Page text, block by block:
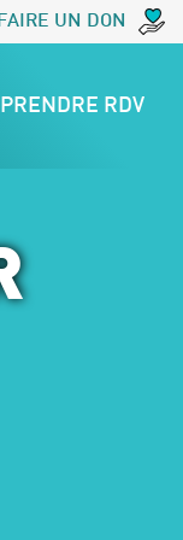
FAIRE UN DON
PRENDRE RDV